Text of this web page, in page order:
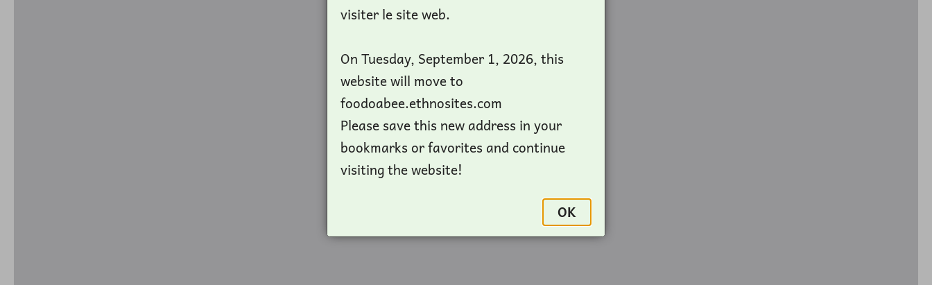
visiter le site web.
On Tuesday, September 1, 2026, this
website will move to
foodoabee.ethnosites.com
Please save this new address in your
bookmarks or favorites and continue
visiting the website!
OK